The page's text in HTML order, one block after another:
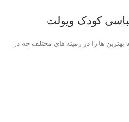
کودک ویولت
بهترین ‌ها را در زمینه ‌های مختلف چه در